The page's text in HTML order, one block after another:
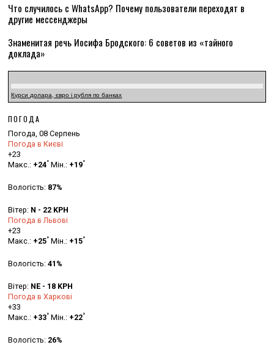
Что случилось с WhatsApp? Почему пользователи переходят в
другие мессенджеры
Знаменитая речь Иосифа Бродского: 6 советов из «тайного
доклада»
Курси долара, євро і рубля по банках
ПОГОДА
Погода, 08 Серпень
Погода в Києві
+23
Макс.: +24° Мін.: +19°
Вологість: 87%
Вітер: N - 22 KPH
Погода в Львові
+23
Макс.: +25° Мін.: +15°
Вологість:41%
Вітер: NE - 18 KPH
Погода в Харкові
+33
Макс.: +33° Мін.: +22°
Вологість: 26%